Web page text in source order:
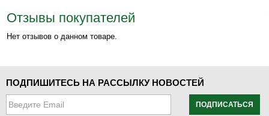
Отзывы покупателей
Нет отзывов о данном товаре.
ПОДПИШИТЕСЬ НА РАССЫЛКУ НОВОСТЕЙ
ПОДПИСАТЬСЯ